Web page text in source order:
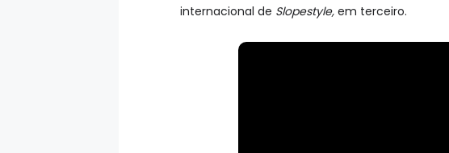
internacional de Slopestyle, em terceiro.